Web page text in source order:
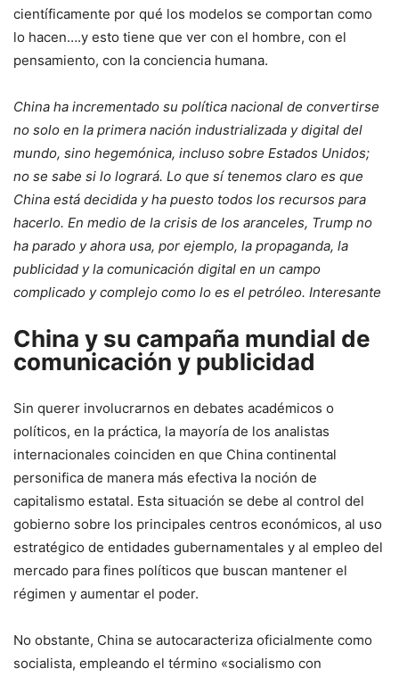
científicamente por qué los modelos se comportan como
lo hacen….y esto tiene que ver con el hombre, con el
pensamiento, con la conciencia humana.
China ha incrementado su política nacional de convertirse
no solo en la primera nación industrializada y digital del
mundo, sino hegemónica, incluso sobre Estados Unidos;
no se sabe si lo logrará. Lo que sí tenemos claro es que
China está decidida y ha puesto todos los recursos para
hacerlo. En medio de la crisis de los aranceles, Trump no
ha parado y ahora usa, por ejemplo, la propaganda, la
publicidad y la comunicación digital en un campo
complicado y complejo como lo es el petróleo. Interesante
China y su campaña mundial de
comunicación y publicidad
Sin querer involucrarnos en debates académicos o
políticos, en la práctica, la mayoría de los analistas
internacionales coinciden en que China continental
personifica de manera más efectiva la noción de
capitalismo estatal. Esta situación se debe al control del
gobierno sobre los principales centros económicos, al uso
estratégico de entidades gubernamentales y al empleo del
mercado para fines políticos que buscan mantener el
régimen y aumentar el poder.
No obstante, China se autocaracteriza oficialmente como
socialista, empleando el término «socialismo con